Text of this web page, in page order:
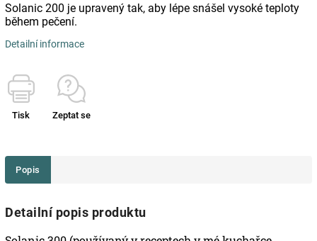
Solanic 200 je upravený tak, aby lépe snášel vysoké teploty
během pečení.
Detailní informace
Tisk Zeptat se
Popis
Detailní popis produktu